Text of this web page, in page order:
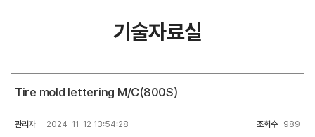
기술자료실
Tire mold lettering M/C(800S)
관리자 2024-11-12 13:54:28 조회수 989